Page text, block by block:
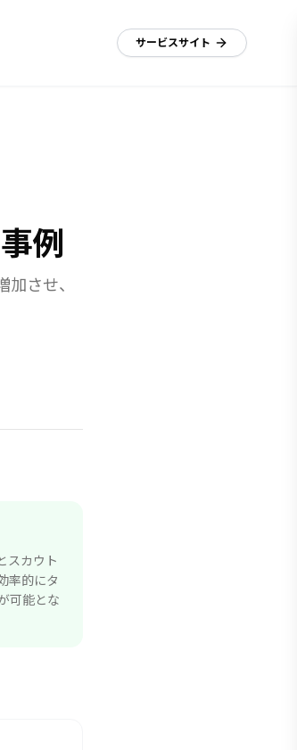
サービスサイト
例
させ、
スカウト
率的にタ
可能とな